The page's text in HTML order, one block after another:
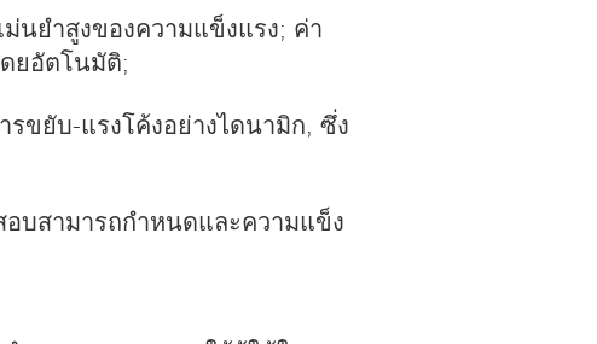
นยําสูงของความแข็งแรง; ค่า
ยอัตโนมัติ;
ขยับ-แรงโค้งอย่างไดนามิก, ซึ่ง
บสามารถกําหนดและความแข็ง